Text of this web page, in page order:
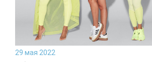
29 мая 2022